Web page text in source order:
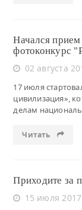
Начался
фотоконкурс
02 августа
17 июля
цивилизация»,
делам
Читать
Приходите за
15 июля 2017